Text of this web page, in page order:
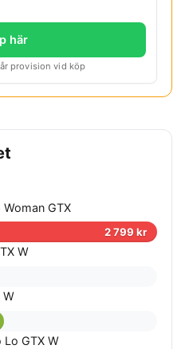
här
provision vid köp
GTX
2 799 kr
W
W
Lo GTX W